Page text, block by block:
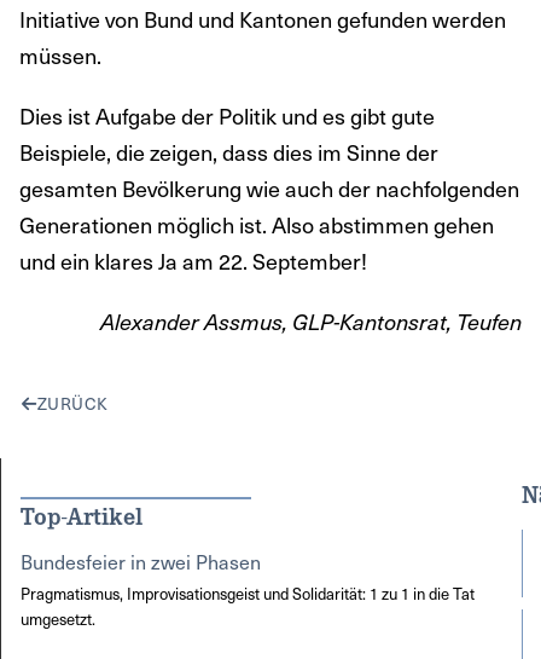
Initiative von Bund und Kantonen gefunden werden
müssen.
Dies ist Aufgabe der Politik und es gibt gute
Beispiele, die zeigen, dass dies im Sinne der
gesamten Bevölkerung wie auch der nachfolgenden
Generationen möglich ist. Also abstimmen gehen
und ein klares Ja am 22. September!
Alexander Assmus, GLP-Kantonsrat, Teufen
ZURÜCK
Top-Artikel
Bundesfeier in zwei Phasen
Pragmatismus, Improvisationsgeist und Solidarität: 1 zu 1 in die Tat
umgesetzt.